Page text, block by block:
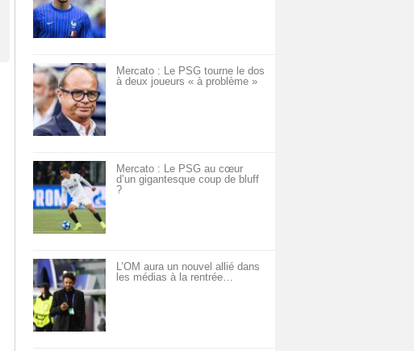
Mercato : Le PSG tourne le dos
à deux joueurs « à problème »
Mercato : Le PSG au cœur
d’un gigantesque coup de bluff
?
L’OM aura un nouvel allié dans
les médias à la rentrée…